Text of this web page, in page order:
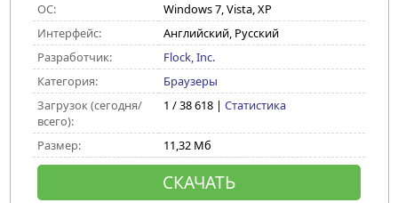
ОС:
Windows 7, Vista, XP
Интерфейс:
Английский, Русский
Разработчик:
Flock, Inc.
Категория:
Браузеры
Загрузок (сегодня/
всего):
1 / 38 618 | Статистика
Размер: 11,32 Мб
СКАЧАТЬ